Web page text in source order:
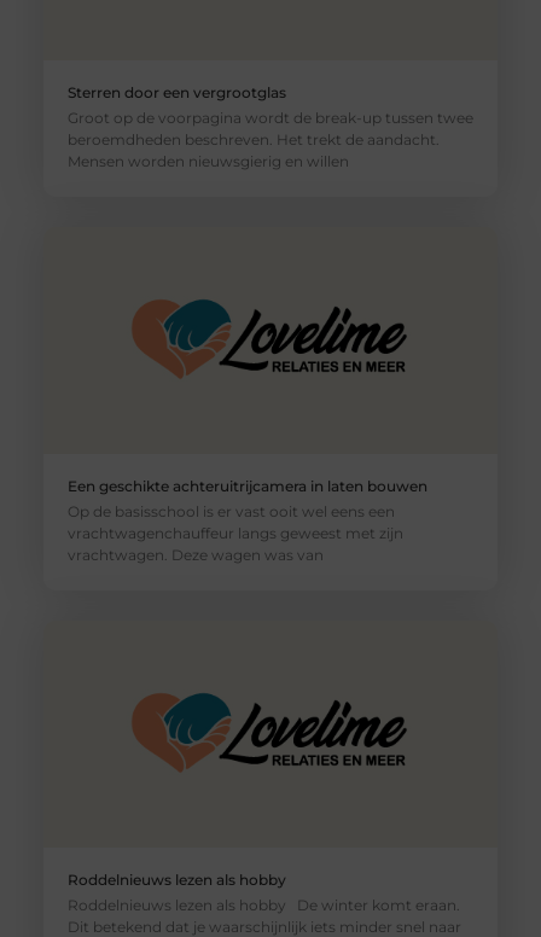
Sterren door een vergrootglas
Groot op de voorpagina wordt de break-up tussen twee
beroemdheden beschreven. Het trekt de aandacht.
Mensen worden nieuwsgierig en willen
Een geschikte achteruitrijcamera in laten bouwen
Op de basisschool is er vast ooit wel eens een
vrachtwagenchauffeur langs geweest met zijn
vrachtwagen. Deze wagen was van
Roddelnieuws lezen als hobby
Roddelnieuws lezen als hobby De winter komt eraan.
Dit betekend dat je waarschijnlijk iets minder snel naar